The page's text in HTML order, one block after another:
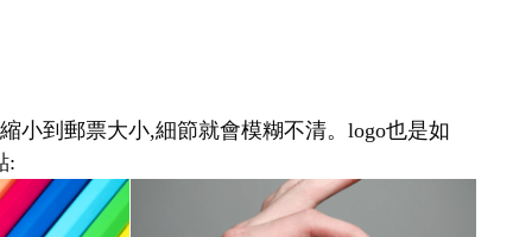
小到郵票大小,細節就會模糊不清。logo也是如
: